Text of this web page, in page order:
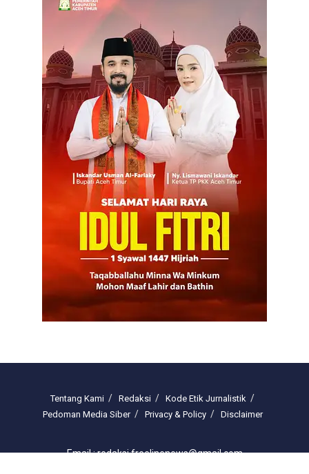
Tentang Kami Redaksi
Kode Etik Jurnalistik
Pedoman Media Siber
Privacy & Policy Disclaimer
Email : redaksi.freelinenews@gmail.com